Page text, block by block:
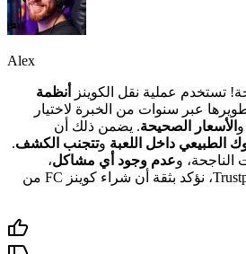
Alex
تستخدم عملية نقل الكوينز
أنظمة
عبر سنوات من الخبرة لاختيار
و الأسعار الصحيحة. يضمن ذلك أن
الطبيعي داخل اللعبة وتتجنب الكشف.
الناجحة، وعدم وجود أي مشاكل،
وتقييمات ممتازة على Trustpilot، نؤكد بثقة أن شراء كوينز FC من